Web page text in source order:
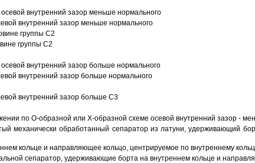
внутренний зазор меньше нормального
внутренний зазор меньше нормального
группы C2
группы C2
внутренний зазор больше нормального
внутренний зазор больше нормального
внутренний зазор больше C3
по О-образной или Х-образной схеме осевой внутренний зазор -
механически обработанный сепаратор из латуни, удерживающий
кольце и направляющее кольцо, центрируемое по внутреннему
сепаратор, удерживающие борта на внутреннем кольце и